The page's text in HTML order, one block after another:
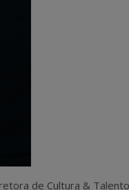
de Cultura &